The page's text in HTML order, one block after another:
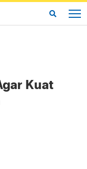
Kuat